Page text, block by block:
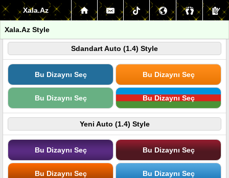
Xala.Az
Xala.Az Style
Sdandart Auto (1.4) Style
Bu Dizaynı Seç Bu Dizaynı Seç
Bu Dizaynı Seç Bu Dizaynı Seç
Yeni Auto (1.4) Style
Bu Dizaynı Seç Bu Dizaynı Seç
Bu Dizaynı Seç Bu Dizaynı Seç